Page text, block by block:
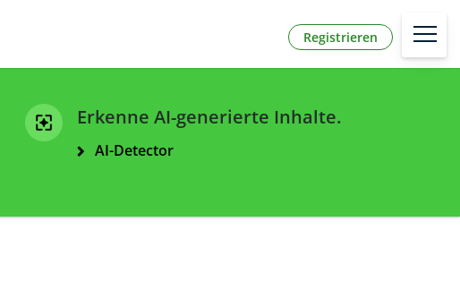
Registrieren
Erkenne AI-generierte Inhalte.
AI-Detector